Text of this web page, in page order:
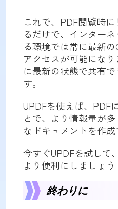
これで、PDF閲覧時
るだけで、インター
る環境では常に最新
アクセスが可能にな
に最新の状態で共有
す。
UPDFを使えば、PDF
とで、より情報量が
なドキュメントを作成
今すぐUPDFを試して
より便利にしましょう
終わりに